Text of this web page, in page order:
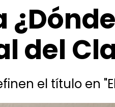
del
el título en